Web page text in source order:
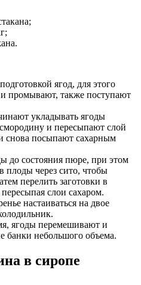
ягод, для этого
промывают, также поступают
укладывать ягоды
и пересыпают слой
снова посыпают сахарным
до состояния пюре, при этом
плоды через сито, чтобы
перелить заготовки в
слои сахаром.
настаиваться на двое
ягоды перемешивают и
банки небольшого объема.
в сиропе